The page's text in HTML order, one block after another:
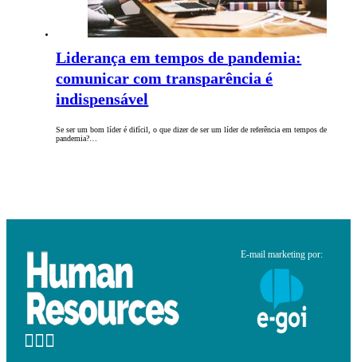
Liderança em tempos de pandemia:
comunicar com transparência é
indispensável
Se ser um bom líder é difícil, o que dizer de ser um líder de referência em tempos de
pandemia?…
E-mail marketing por: